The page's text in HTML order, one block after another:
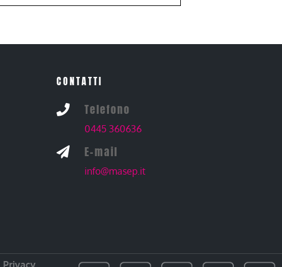
CONTATTI
 Telefono
0445 360636
 E-mail
info@masep.it
Privacy